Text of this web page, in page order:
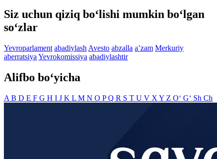
Siz uchun qiziq bo‘lishi mumkin bo‘lgan
so‘zlar
Yevroparlament abadiylash Avesto abzalla aʼzam Merkuriy
aberratsiya Yevrokomissiya abadiylashtir
Alifbo bo‘yicha
A B D E F G H I J K L M N O PQ R S T U V X Y Z O‘ G‘ Sh Ch